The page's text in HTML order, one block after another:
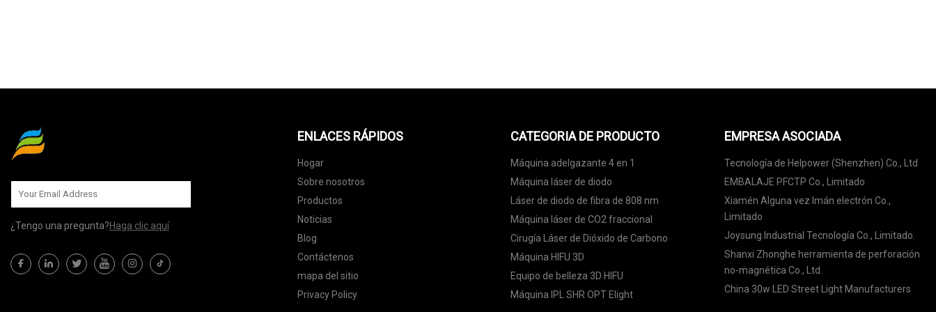
¿Tengo una pregunta?Haga clic aquí
ENLACES RÁPIDOS
Hogar
Sobre nosotros
Productos
Noticias
Blog
Contáctenos
mapa del sitio
Privacy Policy
CATEGORIA DE PRODUCTO
Máquina adelgazante 4 en 1
Máquina láser de diodo
Láser de diodo de fibra de 808 nm
Máquina láser de CO2 fraccional
Cirugía Láser de Dióxido de Carbono
Máquina HIFU 3D
Equipo de belleza 3D HIFU
Máquina IPL SHR OPT Elight
EMPRESA ASOCIADA
Tecnología de Helpower (Shenzhen) Co., Ltd
EMBALAJE PFCTP Co., Limitado
Xiamén Alguna vez Imán electrón Co.,
Limitado
Joysung Industrial Tecnología Co., Limitado.
Shanxi Zhonghe herramienta de perforación
no-magnética Co., Ltd.
China 30w LED Street Light Manufacturers